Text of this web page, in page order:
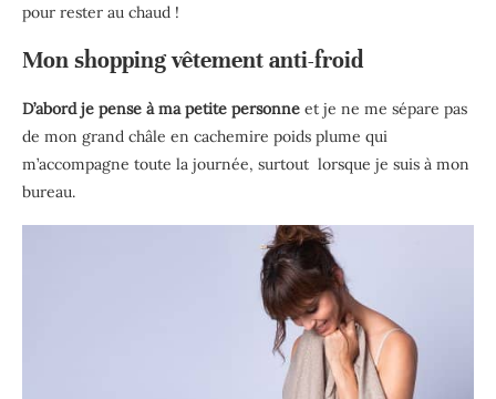
pour rester au chaud !
Mon shopping vêtement anti-froid
D’abord je pense à ma petite personne et je ne me sépare pas
de mon grand châle en cachemire poids plume qui
m’accompagne toute la journée, surtout lorsque je suis à mon
bureau.